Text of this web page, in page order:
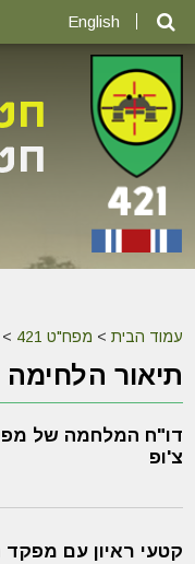
English
עמוד הבית > מפח"ט 421 >
תיאור
דו"ח המלחמה של
צ'ופ
קטעי ראיון עם מפקד